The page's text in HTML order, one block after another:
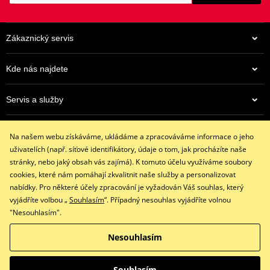
962 Kč
Na centrálním skladu v ČR
Zákaznický servis
Kde nás najdete
Servis a služby
+420 602 341 855
restaracing@email.cz
9:00 - 16:00 hod.
Facebook
Copyright © 2026 www.restaracing.cz
Všechna práva vyhrazena
Na našem webu získáváme, ukládáme a zpracováváme informace o jeho
uživatelích (např. síťové identifikátory, údaje o tom, jak procházíte naše
stránky, nebo jaký obsah vás zajímá). K tomuto účelu využíváme soubory
cookies, které nám pomáhají zkvalitnit naše služby a personalizovat
nabídky. Pro některé účely zpracování je vyžadován Váš souhlas, který
vyjádříte volbou „Souhlasím“. Případný nesouhlas vyjádříte volnou
"Nesouhlasím".
Nesouhlasím